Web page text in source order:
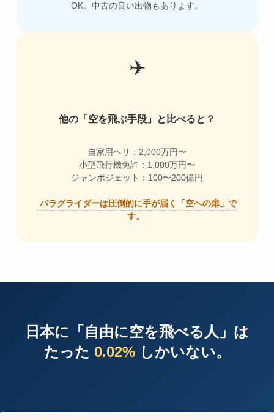
OK。中古の良い出物もあります。
✈️
他の「空を飛ぶ手段」と比べると？
自家用ヘリ：2,000万円〜
小型飛行機免許：1,000万円〜
ジャンボジェット：100〜200億円
パラグライダーは圧倒的に手が届く「空への扉」で
す。
日本に「自由に空を飛べる人」は
たった 0.02%しかいない。